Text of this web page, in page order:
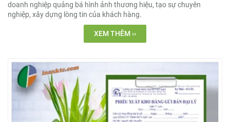
doanh nghiệp quảng bá hình ảnh thương hiệu, tạo sự chuyên
nghiệp, xây dựng lòng tin của khách hàng.
XEM THÊM ››